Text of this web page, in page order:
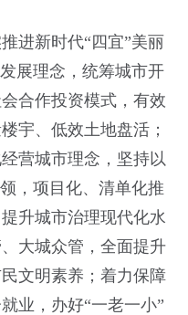
进新时代“四宜”美丽
展理念，统筹城市开
合作投资模式，有效
宇、低效土地盘活；
营城市理念，坚持以
，项目化、清单化推
升城市治理现代化水
大城众管，全面提升
文明素养；着力保障
业，办好“一老一小”